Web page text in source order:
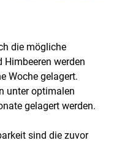
die mögliche
Himbeeren werden
Woche gelagert.
unter optimalen
gelagert werden.
sind die zuvor